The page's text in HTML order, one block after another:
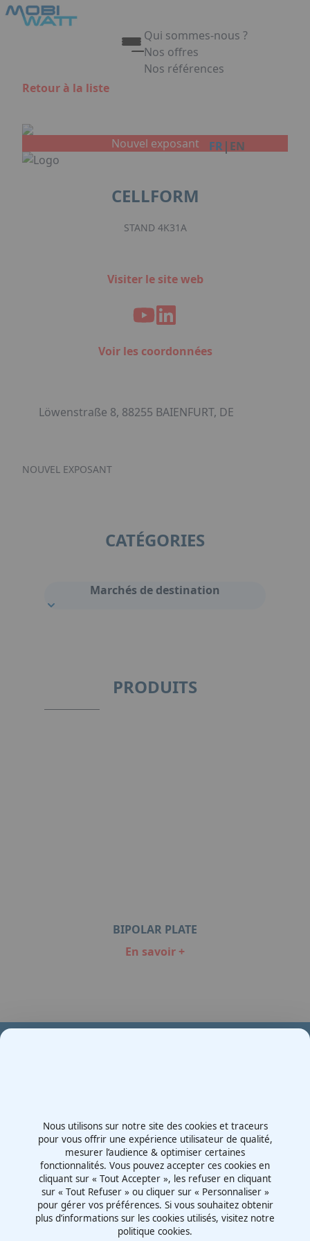
Aller au contenu principal
Qui sommes-nous ?
Nos offres
Nos références
FR | EN
Retour à la liste
Nouvel exposant
CELLFORM
STAND 4K31A
Visiter le site web
Voir les coordonnées
Löwenstraße 8, 88255 BAIENFURT, DE
NOUVEL EXPOSANT
CATÉGORIES
Marchés de destination
PRODUITS
BIPOLAR PLATE
En savoir +
of
Contactez-nous
Route d'Irigny, Z.I. Nord
69530 - Brignais
France
Panneau de gestion des cookies
Nous utilisons sur notre site des cookies et traceurs
pour vous offrir une expérience utilisateur de qualité,
mesurer l’audience & optimiser certaines
fonctionnalités. Vous pouvez accepter ces cookies en
cliquant sur « Tout Accepter », les refuser en cliquant
sur « Tout Refuser » ou cliquer sur « Personnaliser »
pour gérer vos préférences. Si vous souhaitez obtenir
plus d’informations sur les cookies utilisés, visitez notre
politique cookies.